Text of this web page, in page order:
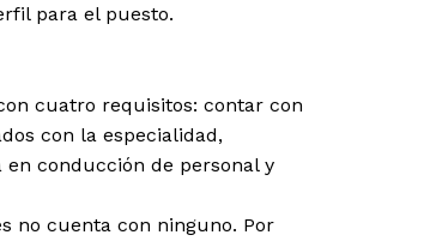
para el puesto.
cuatro requisitos: contar con
con la especialidad,
conducción de personal y
no cuenta con ninguno. Por